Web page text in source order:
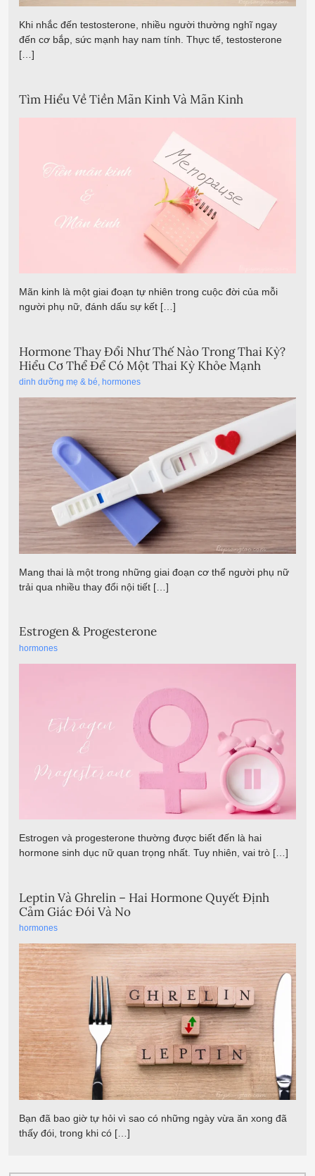
Khi nhắc đến testosterone, nhiều người thường nghĩ ngay
đến cơ bắp, sức mạnh hay nam tính. Thực tế, testosterone
[…]
Tìm Hiểu Về Tiền Mãn Kinh Và Mãn Kinh
Mãn kinh là một giai đoạn tự nhiên trong cuộc đời của mỗi
người phụ nữ, đánh dấu sự kết […]
Hormone Thay Đổi Như Thế Nào Trong Thai Kỳ?
Hiểu Cơ Thể Để Có Một Thai Kỳ Khỏe Mạnh
dinh dưỡng mẹ & bé, hormones
Mang thai là một trong những giai đoạn cơ thể người phụ nữ
trải qua nhiều thay đổi nội tiết […]
Estrogen & Progesterone
hormones
Estrogen và progesterone thường được biết đến là hai
hormone sinh dục nữ quan trọng nhất. Tuy nhiên, vai trò […]
Leptin Và Ghrelin – Hai Hormone Quyết Định
Cảm Giác Đói Và No
hormones
Bạn đã bao giờ tự hỏi vì sao có những ngày vừa ăn xong đã
thấy đói, trong khi có […]